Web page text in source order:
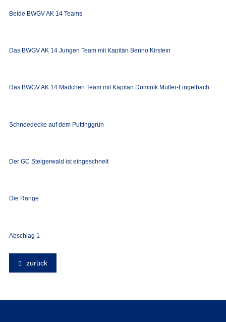
Beide BWGV AK 14 Teams
Das BWGV AK 14 Jungen Team mit Kapitän Benno Kirstein
Das BWGV AK 14 Mädchen Team mit Kapitän Dominik Müller-Lingelbach
Schneedecke auf dem Puttinggrün
Der GC Steigerwald ist eingeschneit
Die Range
Abschlag 1
zurück